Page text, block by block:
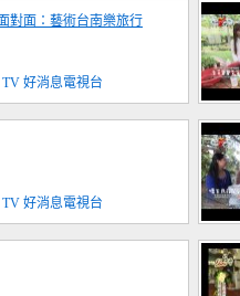
對面：藝術台南樂旅行
好消息電視台
好消息電視台